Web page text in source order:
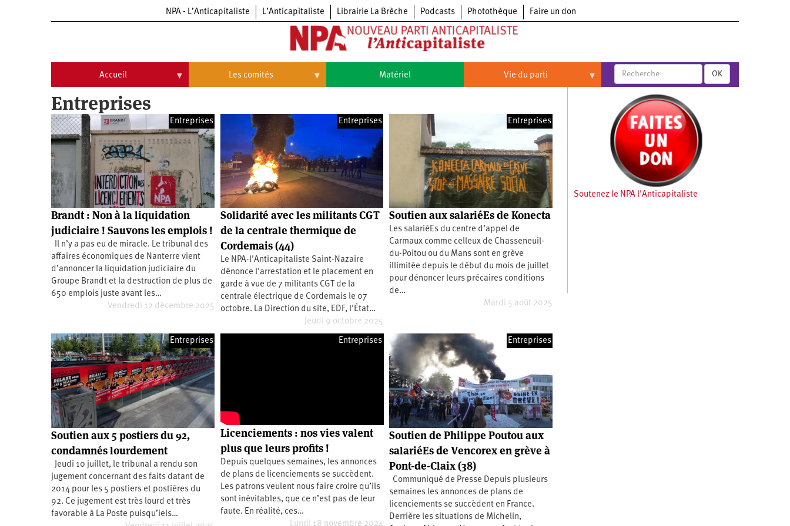
NPA - L’Anticapitaliste L’Anticapitaliste Librairie La Brèche Podcasts Photothèque Faire un don
Accueil
Accueil
Communiqués
Université
d’été
Université
d’été
Université
d’été
2009
d’été
2010
Université
d’été
2011
Université
d’été
2012
Université
2014
Université
d’été
2015
Université
d’été
2016
Université
d’été
2017
Université
d’été
2018
Université
d’été
2019
Université
d’été
2020
Université
d’été
2021
Vidéos
Les comités
Commissions
Qui
sommes-
?
Matériel Vie du parti
Congrès
du
NPA
6e
congrès
5e
congrès
4e
congrès
congrès
2e
congrès
1er
congrès
fondation
Principes
fondateurs
du
NPA
Statuts
du
parti
Textes
du
Conseil
politique
national
OK
Entreprises
Entreprises
Brandt : Non à la liquidation
judiciaire ! Sauvons les emplois !
Il n’y a pas eu de miracle. Le tribunal des
affaires économiques de Nanterre vient
d’annoncer la liquidation judiciaire du
Groupe Brandt et la destruction de plus de
650 emplois juste avant les…
Vendredi 12 décembre 2025
Entreprises
Solidarité avec les militants CGT
de la centrale thermique de
Cordemais (44)
Le NPA-l'Anticapitaliste Saint-Nazaire
dénonce l'arrestation et le placement en
garde à vue de 7 militants CGT de la
centrale électrique de Cordemais le 07
octobre. La Direction du site, EDF, l'État…
Jeudi 9 octobre 2025
Entreprises
Soutien aux salariéEs de Konecta
Les salariéEs du centre d’appel de
Carmaux comme celleux de Chasseneuil-
du-Poitou ou du Mans sont en grève
illimitée depuis le début du mois de juillet
pour dénoncer leurs précaires conditions
de…
Mardi 5 août 2025
Entreprises
Soutien aux 5 postiers du 92,
condamnés lourdement
Jeudi 10 juillet, le tribunal a rendu son
jugement concernant des faits datant de
2014 pour les 5 postiers et postières du
92. Ce jugement est très lourd et très
favorable à La Poste puisqu’iels…
Entreprises
Licenciements : nos vies valent
plus que leurs profits !
Depuis quelques semaines, les annonces
de plans de licenciements se succèdent.
Les patrons veulent nous faire croire qu’ils
sont inévitables, que ce n’est pas de leur
faute. En réalité, ces…
Lundi 18 novembre 2024
Entreprises
Soutien de Philippe Poutou aux
salariéEs de Vencorex en grève à
Pont-de-Claix (38)
Communiqué de Presse Depuis plusieurs
semaines les annonces de plans de
licenciements se succèdent en France.
Derrière les situations de Michelin,
Soutenez le NPA l'Anticapitaliste